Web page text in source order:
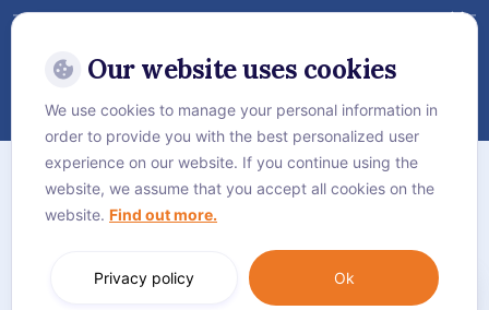
Follow Vejthani International
Hospital
সাইট ম্যাপ
গোপনীয়তা নীতি
Language:বাংলা
Our website uses cookies
We use cookies to manage your personal information in
order to provide you with the best personalized user
experience on our website. If you continue using the
website, we assume that you accept all cookies on the
website. Find out more.
Ok
Privacy policy